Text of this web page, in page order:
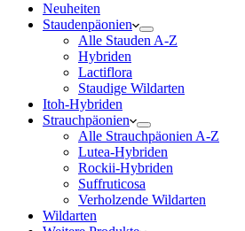
Neuheiten
Staudenpäonien
Alle Stauden A-Z
Hybriden
Lactiflora
Staudige Wildarten
Itoh-Hybriden
Strauchpäonien
Alle Strauchpäonien A-Z
Lutea-Hybriden
Rockii-Hybriden
Suffruticosa
Verholzende Wildarten
Wildarten